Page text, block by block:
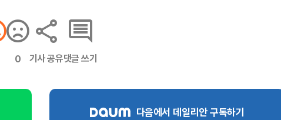
0 기사 공유댓글 쓰기
다음에서 데일리안 구독하기